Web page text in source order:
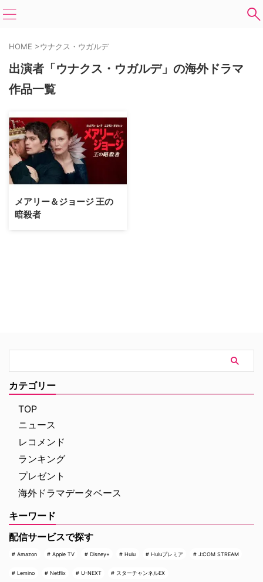
HOME >ウナクス・ウガルデ
出演者「ウナクス・ウガルデ」の海外ドラマ
作品一覧
メアリー＆ジョージ 王の
暗殺者
カテゴリー
TOP
ニュース
レコメンド
ランキング
プレゼント
海外ドラマデータベース
キーワード
配信サービスで探す
Amazon Apple TV Disney+ Hulu Huluプレミア J:COM STREAM
Lemino Netflix U-NEXT スターチャンネルEX